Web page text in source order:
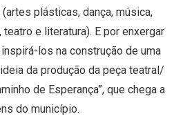
plásticas, dança, música,
e literatura). E por enxergar
los na construção de uma
da produção da peça teatral/
de Esperança”, que chega a
do município.